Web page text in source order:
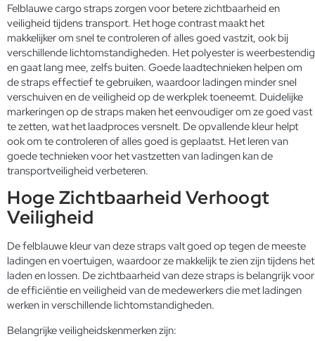
Felblauwe cargo straps zorgen voor betere zichtbaarheid en
veiligheid tijdens transport. Het hoge contrast maakt het
makkelijker om snel te controleren of alles goed vastzit, ook bij
verschillende lichtomstandigheden. Het polyester is weerbestendig
en gaat lang mee, zelfs buiten. Goede laadtechnieken helpen om
de straps effectief te gebruiken, waardoor ladingen minder snel
verschuiven en de veiligheid op de werkplek toeneemt. Duidelijke
markeringen op de straps maken het eenvoudiger om ze goed vast
te zetten, wat het laadproces versnelt. De opvallende kleur helpt
ook om te controleren of alles goed is geplaatst. Het leren van
goede technieken voor het vastzetten van ladingen kan de
transportveiligheid verbeteren.
Hoge Zichtbaarheid Verhoogt
Veiligheid
De felblauwe kleur van deze straps valt goed op tegen de meeste
ladingen en voertuigen, waardoor ze makkelijk te zien zijn tijdens het
laden en lossen. De zichtbaarheid van deze straps is belangrijk voor
de efficiëntie en veiligheid van de medewerkers die met ladingen
werken in verschillende lichtomstandigheden.
Belangrijke veiligheidskenmerken zijn: